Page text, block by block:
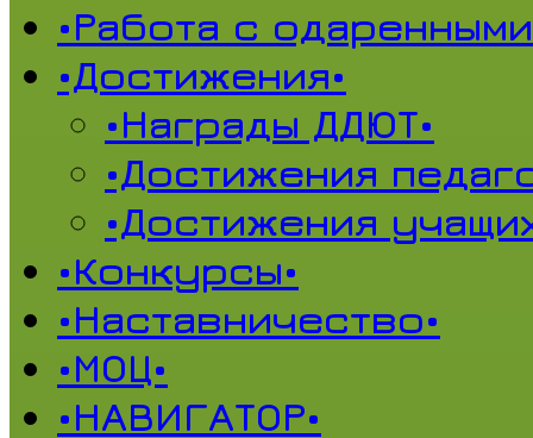
•Работа с
•Достижения•
•Награды ДДЮТ•
•Достижения
•Достижения
•Конкурсы•
•Наставничество•
•МОЦ•
•НАВИГАТОР•